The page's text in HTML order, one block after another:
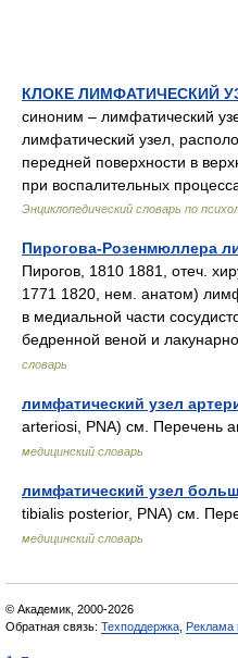
КЛОКЕ ЛИМФАТИЧЕСКИЙ
синоним – лимфатический
лимфатический узел,
передней поверхности в
при воспалительных
Энциклопедический словарь по
Пирогова-Розенмюллера
Пирогов, 1810 1881, отеч.
1771 1820, нем. анатом)
в медиальной части
бедренной веной и
словарь
лимфатический узел
arteriosi, PNA) см. Перечень
медицинский словарь
лимфатический узел
tibialis posterior, PNA) см.
медицинский словарь
© Академик, 2000-2026
Обратная связь: Техподдержка Реклама